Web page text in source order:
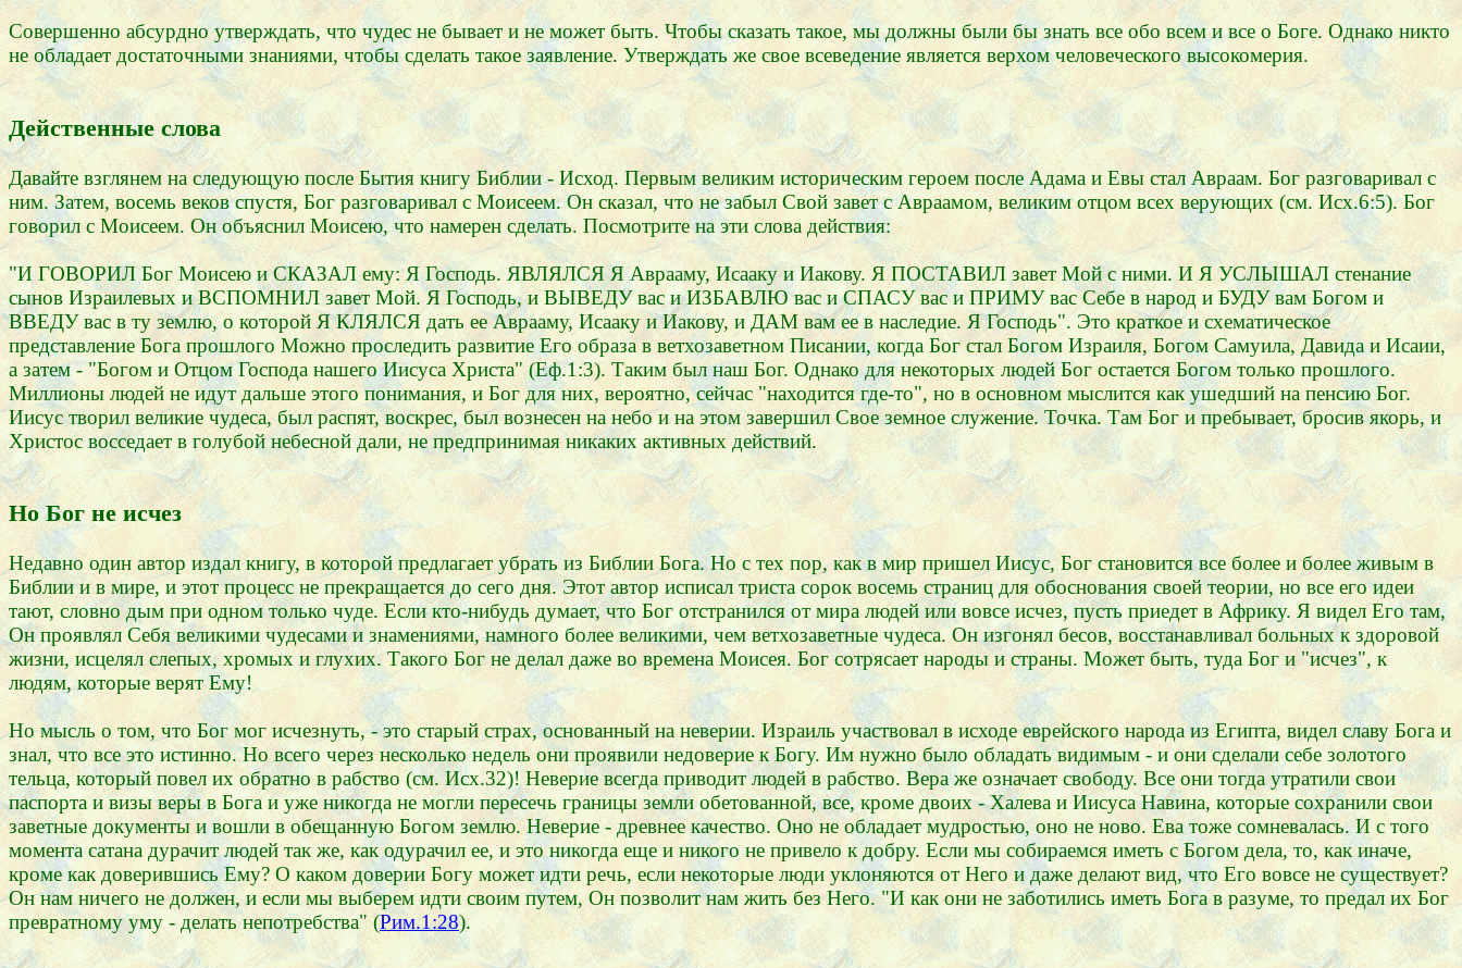
Совершенно абсурдно утверждать, что чудес не бывает и не может быть. Чтобы сказать такое, мы должны были бы знать все обо всем и все о Боге. Однако никто
не обладает достаточными знаниями, чтобы сделать такое заявление. Утверждать же свое всеведение является верхом человеческого высокомерия.
Действенные слова
Давайте взглянем на следующую после Бытия книгу Библии - Исход. Первым великим историческим героем после Адама и Евы стал Авраам. Бог разговаривал с
ним. Затем, восемь веков спустя, Бог разговаривал с Моисеем. Он сказал, что не забыл Свой завет с Авраамом, великим отцом всех верующих (см. Исх.6:5). Бог
говорил с Моисеем. Он объяснил Моисею, что намерен сделать. Посмотрите на эти слова действия:
"И ГОВОРИЛ Бог Моисею и СКАЗАЛ ему: Я Господь. ЯВЛЯЛСЯ Я Аврааму, Исааку и Иакову. Я ПОСТАВИЛ завет Мой с ними. И Я УСЛЫШАЛ стенание
сынов Израилевых и ВСПОМНИЛ завет Мой. Я Господь, и ВЫВЕДУ вас и ИЗБАВЛЮ вас и СПАСУ вас и ПРИМУ вас Себе в народ и БУДУ вам Богом и
ВВЕДУ вас в ту землю, о которой Я КЛЯЛСЯ дать ее Аврааму, Исааку и Иакову, и ДАМ вам ее в наследие. Я Господь". Это краткое и схематическое
представление Бога прошлого Можно проследить развитие Его образа в ветхозаветном Писании, когда Бог стал Богом Израиля, Богом Самуила, Давида и Исаии,
а затем - "Богом и Отцом Господа нашего Иисуса Христа" (Еф.1:3). Таким был наш Бог. Однако для некоторых людей Бог остается Богом только прошлого.
Миллионы людей не идут дальше этого понимания, и Бог для них, вероятно, сейчас "находится где-то", но в основном мыслится как ушедший на пенсию Бог.
Иисус творил великие чудеса, был распят, воскрес, был вознесен на небо и на этом завершил Свое земное служение. Точка. Там Бог и пребывает, бросив якорь, и
Христос восседает в голубой небесной дали, не предпринимая никаких активных действий.
Но Бог не исчез
Недавно один автор издал книгу, в которой предлагает убрать из Библии Бога. Но с тех пор, как в мир пришел Иисус, Бог становится все более и более живым в
Библии и в мире, и этот процесс не прекращается до сего дня. Этот автор исписал триста сорок восемь страниц для обоснования своей теории, но все его идеи
тают, словно дым при одном только чуде. Если кто-нибудь думает, что Бог отстранился от мира людей или вовсе исчез, пусть приедет в Африку. Я видел Его там,
Он проявлял Себя великими чудесами и знамениями, намного более великими, чем ветхозаветные чудеса. Он изгонял бесов, восстанавливал больных к здоровой
жизни, исцелял слепых, хромых и глухих. Такого Бог не делал даже во времена Моисея. Бог сотрясает народы и страны. Может быть, туда Бог и "исчез", к
людям, которые верят Ему!
Но мысль о том, что Бог мог исчезнуть, - это старый страх, основанный на неверии. Израиль участвовал в исходе еврейского народа из Египта, видел славу Бога и
знал, что все это истинно. Но всего через несколько недель они проявили недоверие к Богу. Им нужно было обладать видимым - и они сделали себе золотого
тельца, который повел их обратно в рабство (см. Исх.32)! Неверие всегда приводит людей в рабство. Вера же означает свободу. Все они тогда утратили свои
паспорта и визы веры в Бога и уже никогда не могли пересечь границы земли обетованной, все, кроме двоих - Халева и Иисуса Навина, которые сохранили свои
заветные документы и вошли в обещанную Богом землю. Неверие - древнее качество. Оно не обладает мудростью, оно не ново. Ева тоже сомневалась. И с того
момента сатана дурачит людей так же, как одурачил ее, и это никогда еще и никого не привело к добру. Если мы собираемся иметь с Богом дела, то, как иначе,
кроме как доверившись Ему? О каком доверии Богу может идти речь, если некоторые люди уклоняются от Него и даже делают вид, что Его вовсе не существует?
Он нам ничего не должен, и если мы выберем идти своим путем, Он позволит нам жить без Него. "И как они не заботились иметь Бога в разуме, то предал их Бог
превратному уму - делать непотребства" (Рим.1:28).